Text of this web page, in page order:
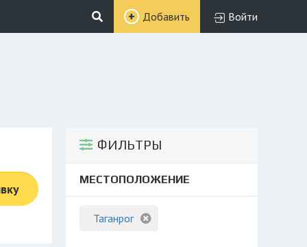
Добавить Войти
ФИЛЬТРЫ
МЕСТОПОЛОЖЕНИЕ
Таганрог